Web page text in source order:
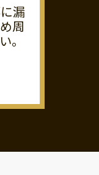
漏
周
。